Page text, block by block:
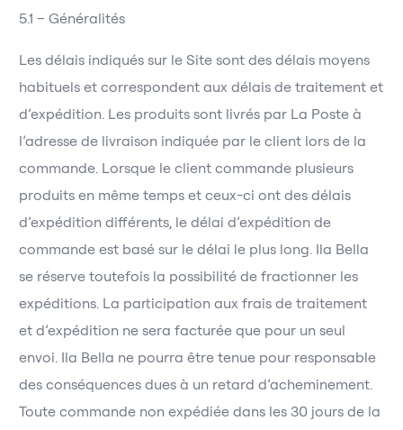
5.1 – Généralités
Les délais indiqués sur le Site sont des délais moyens
habituels et correspondent aux délais de traitement et
d’expédition. Les produits sont livrés par La Poste à
l’adresse de livraison indiquée par le client lors de la
commande. Lorsque le client commande plusieurs
produits en même temps et ceux-ci ont des délais
d’expédition différents, le délai d’expédition de
commande est basé sur le délai le plus long. Ila Bella
se réserve toutefois la possibilité de fractionner les
expéditions. La participation aux frais de traitement
et d’expédition ne sera facturée que pour un seul
envoi. Ila Bella ne pourra être tenue pour responsable
des conséquences dues à un retard d’acheminement.
Toute commande non expédiée dans les 30 jours de la